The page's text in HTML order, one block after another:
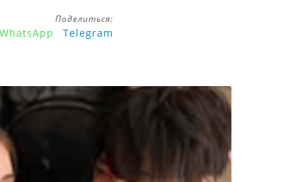
Поделиться:
WhatsApp Telegram